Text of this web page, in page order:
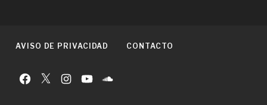
AVISO DE PRIVACIDAD CONTACTO
FacebookTwitterInstagramYouTubePodcast